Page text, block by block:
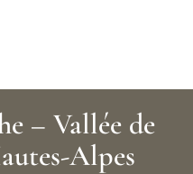
– Vallée de
Alpes